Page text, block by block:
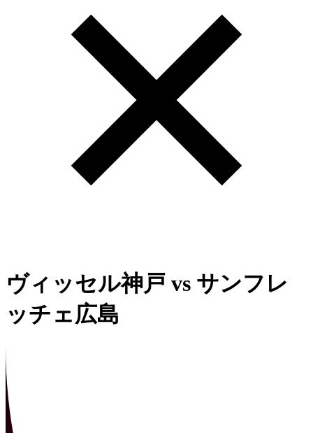
ヴィッセル神戸 vs サンフレ
ッチェ広島